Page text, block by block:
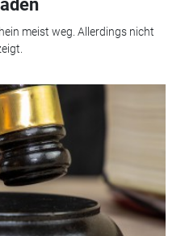
meist weg. Allerdings nicht